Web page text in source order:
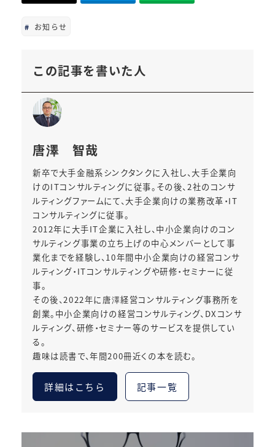
お知らせ
この記事を書いた人
唐澤 智哉
新卒で大手金融系シンクタンクに入社し、大手企業向
けのITコンサルティングに従事。その後、2社のコンサ
ルティングファームにて、大手企業向けの業務改革・IT
コンサルティングに従事。
2012年に大手IT企業に入社し、中小企業向けのコン
サルティング事業の立ち上げの中心メンバーとして事
業化までを経験し、10年間中小企業向けの経営コンサ
ルティング・ITコンサルティングや研修・セミナーに従
事。
その後、2022年に唐澤経営コンサルティング事務所を
創業。中小企業向けの経営コンサルティング、DXコンサ
ルティング、研修・セミナー等のサービスを提供してい
る。
趣味は読書で、年間200冊近くの本を読む。
詳細はこちら 記事一覧